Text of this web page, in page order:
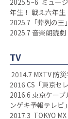
年生！ 戦え六年
2025.7「葬列の
2025.7 音楽朗読劇
TV
2014.7 MXTV 防
2016 CS「東京セ
2016.6 東京ケー
ンゲキ予報テレビ
2017.3 TOKYO